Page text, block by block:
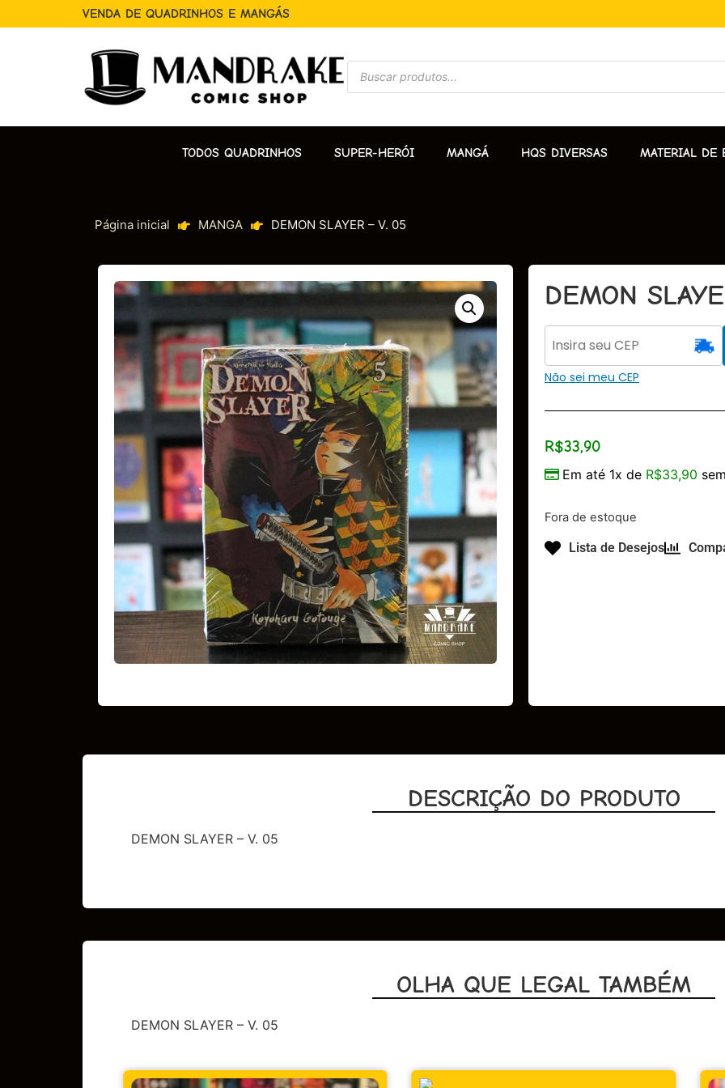
VENDA DE QUADRINHOS E MANGÁS
TODOS QUADRINHOS SUPER-HERÓI MANGÁ HQS DIVERSAS MATERIAL DE
Página inicial MANGA DEMON SLAYER – V. 05
DEMON
Não sei meu CEP
R$33,90
Em até 1x de R$33,90
Fora de estoque
Lista de Desejos
DESCRIÇÃO DO PRODUTO
DEMON SLAYER – V. 05
OLHA QUE LEGAL TAMBÉM
DEMON SLAYER – V. 05